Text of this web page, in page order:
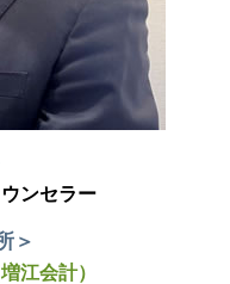
ンセラー
＞
江会計）